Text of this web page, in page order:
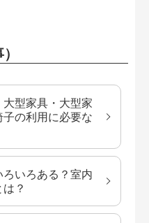
型家具・大型家
の利用に必要な
ろいろある？室内
？